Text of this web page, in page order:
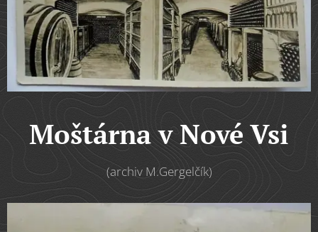
Moštárna v Nové Vsi
(archiv M.Gergelčík)